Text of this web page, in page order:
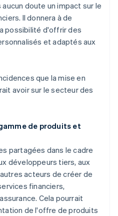
doute un impact sur le
Il donnera à de
possibilité d'offrir des
et adaptés aux
que la mise en
avoir sur le secteur des
de produits et
partagées dans le cadre
développeurs tiers, aux
acteurs de créer de
financiers,
Cela pourrait
de l'offre de produits